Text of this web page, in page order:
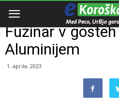
Domov
Fužinar v
Aluminijem
1. aprila, 2023